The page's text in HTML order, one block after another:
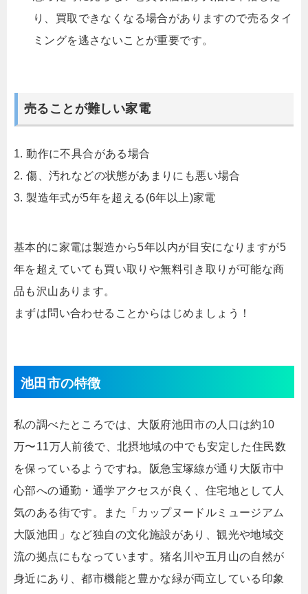
り、買取できなくなる場合がありますので売るタイ
ミングを逃さないことが重要です。
売ることが難しい家電
1. 動作に不具合がある場合
2. 傷、汚れなどの状態があまりにも悪い場合
3. 製造年式が5年を超える(6年以上)家電
基本的に家電は製造から5年以内が目安になりますが5
年を超えていても買い取りや無料引き取りが可能な商
品も沢山あります。
まずは問い合わせることからはじめましょう！
池田市の特徴
私の調べたところでは、大阪府池田市の人口は約10
万〜11万人前後で、北摂地域の中でも安定した住民数
を保っているようですね。阪急宝塚線が通り大阪市中
心部への通勤・通学アクセスが良く、住宅地として人
気のある街です。また「カップヌードルミュージアム
大阪池田」など独自の文化施設があり、観光や地域交
流の拠点にもなっています。猪名川や五月山の自然が
身近にあり、都市機能と豊かな緑が両立している印象